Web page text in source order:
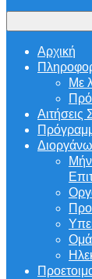
Αρχική
Με
Αιτήσεις